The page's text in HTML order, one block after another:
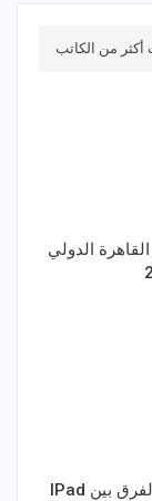
أكثر من الكاتب
الدولي
تعرَّف على الفرق بين IPad